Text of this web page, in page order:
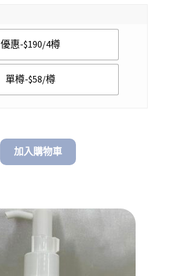
$ 58.00
優惠-$190/4樽
單樽-$58/樽
加入購物車